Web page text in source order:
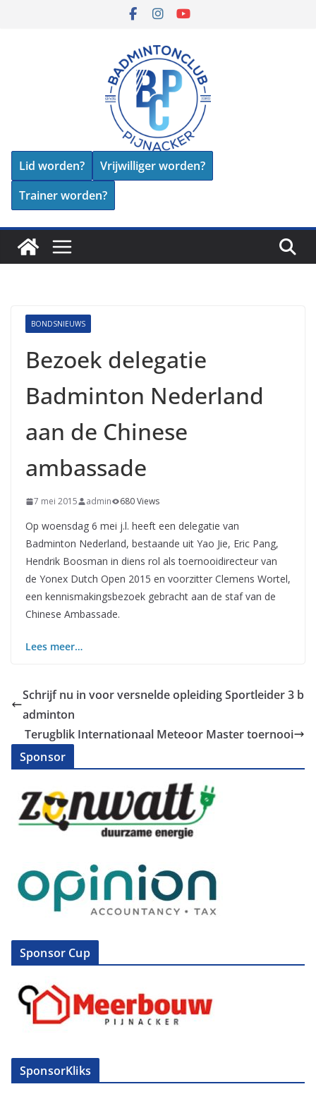
Lid worden?
Vrijwilliger worden?
Trainer worden?
BONDSNIEUWS
Bezoek delegatie
Badminton Nederland
aan de Chinese
ambassade
7 mei 2015 admin 680 Views
Op woensdag 6 mei j.l. heeft een delegatie van
Badminton Nederland, bestaande uit Yao Jie, Eric Pang,
Hendrik Boosman in diens rol als toernooidirecteur van
de Yonex Dutch Open 2015 en voorzitter Clemens Wortel,
een kennismakingsbezoek gebracht aan de staf van de
Chinese Ambassade.
Lees meer…
Schrijf nu in voor versnelde opleiding Sportleider 3 b
adminton
Terugblik Internationaal Meteoor Master toernooi
Sponsor
Sponsor Cup
SponsorKliks